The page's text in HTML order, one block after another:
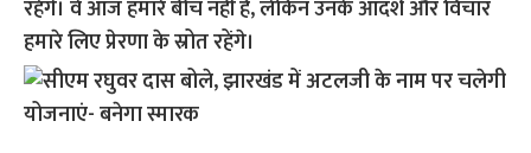
रहेंगे। वे आज हमारे बीच नहीं हैं, लेकिन उनके आदर्श और विचार
हमारे लिए प्रेरणा के स्रोत रहेंगे।